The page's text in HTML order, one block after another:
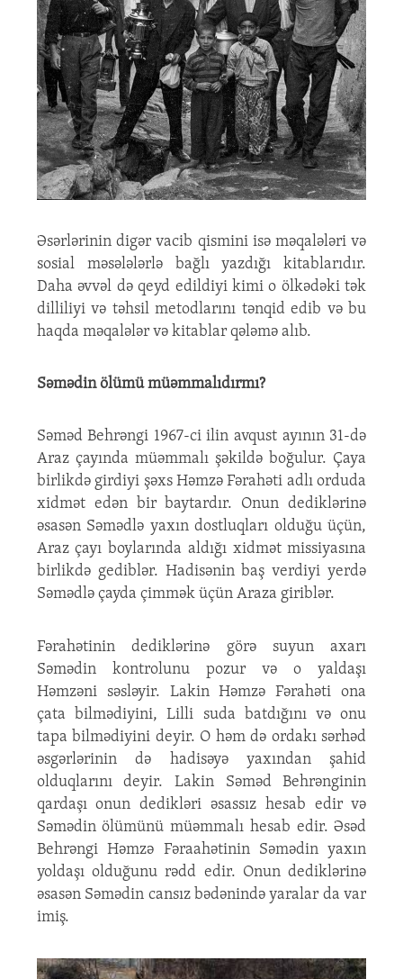
Əsərlərinin digər vacib qismini isə məqalələri və
sosial məsələlərlə bağlı yazdığı kitablarıdır.
Daha əvvəl də qeyd edildiyi kimi o ölkədəki tək
dilliliyi və təhsil metodlarını tənqid edib və bu
haqda məqalələr və kitablar qələmə alıb.
Səmədin ölümü müəmmalıdırmı?
Səməd Behrəngi 1967-ci ilin avqust ayının 31-də
Araz çayında müəmmalı şəkildə boğulur. Çaya
birlikdə girdiyi şəxs Həmzə Fərahəti adlı orduda
xidmət edən bir baytardır. Onun dediklərinə
əsasən Səmədlə yaxın dostluqları olduğu üçün,
Araz çayı boylarında aldığı xidmət missiyasına
birlikdə gediblər. Hadisənin baş verdiyi yerdə
Səmədlə çayda çimmək üçün Araza giriblər.
Fərahətinin dediklərinə görə suyun axarı
Səmədin kontrolunu pozur və o yaldaşı
Həmzəni səsləyir. Lakin Həmzə Fərahəti ona
çata bilmədiyini, Lilli suda batdığını və onu
tapa bilmədiyini deyir. O həm də ordakı sərhəd
əsgərlərinin də hadisəyə yaxından şahid
olduqlarını deyir. Lakin Səməd Behrənginin
qardaşı onun dedikləri əsassız hesab edir və
Səmədin ölümünü müəmmalı hesab edir. Əsəd
Behrəngi Həmzə Fəraahətinin Səmədin yaxın
yoldaşı olduğunu rədd edir. Onun dediklərinə
əsasən Səmədin cansız bədənində yaralar da var
imiş.